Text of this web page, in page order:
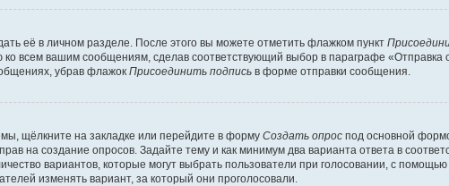
её в личном разделе. После этого вы можете отметить флажком пункт
всем вашим сообщениям, сделав соответствующий выбор в параграфе
убрав флажок Присоединить подпись в форме отправки сообщения.
щёлкните на закладке или перейдите в форму Создать опрос под основной
на создание опросов. Задайте тему и как минимум два варианта ответа в
вариантов, которые могут выбрать пользователи при голосовании, с
изменять вариант, за который они проголосовали.